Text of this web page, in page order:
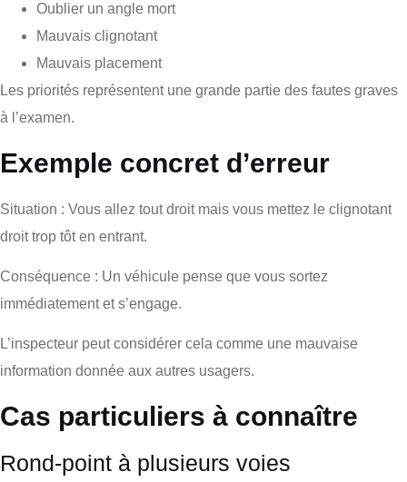
Oublier un angle mort
Mauvais clignotant
Mauvais placement
Les priorités représentent une grande partie des fautes graves
à l’examen.
Exemple concret d’erreur
Situation : Vous allez tout droit mais vous mettez le clignotant
droit trop tôt en entrant.
Conséquence : Un véhicule pense que vous sortez
immédiatement et s’engage.
L’inspecteur peut considérer cela comme une mauvaise
information donnée aux autres usagers.
Cas particuliers à connaître
Rond-point à plusieurs voies